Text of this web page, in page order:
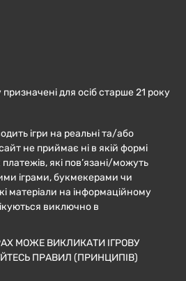
для осіб старше 21 року
ігри на реальні та/або
не приймає ні в якій формі
які пов’язані/можуть
іграми, букмекерами чи
матеріали на інформаційному
виключно в
МОЖЕ ВИКЛИКАТИ ІГРОВУ
ПРАВИЛ (ПРИНЦИПІВ)